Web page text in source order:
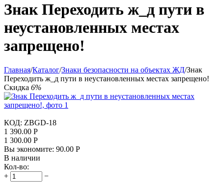
Знак Переходить ж_д пути в
неустановленных местах
запрещено!
Главная/Каталог/Знаки безопасности на объектах ЖД/Знак
Переходить ж_д пути в неустановленных местах запрещено!
Скидка 6%
КОД: ZBGD-18
1 390.00 Р
1 300.00 Р
Вы экономите: 90.00 Р
В наличии
Кол-во:
+
−